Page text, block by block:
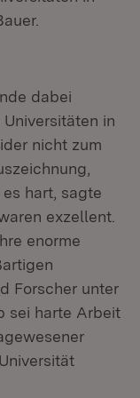
dabei
in
nicht zum
hart, sagte
exzellent.
enorme
Forscher unter
sei harte Arbeit